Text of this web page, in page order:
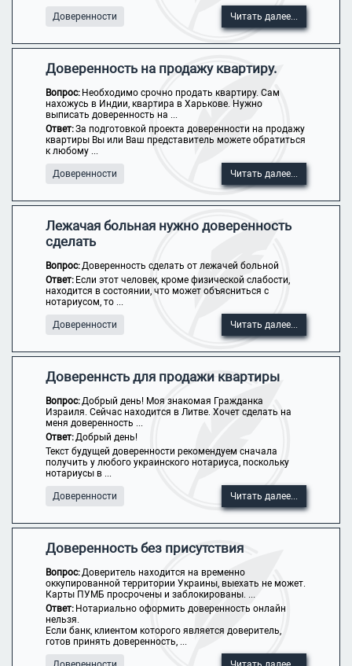
Доверенности Читать далее...
Доверенность на продажу квартиру.
Вопрос: Необходимо срочно продать квартиру. Сам
нахожусь в Индии, квартира в Харькове. Нужно
выписать доверенность на ...
Ответ:За подготовкой проекта доверенности на продажу
квартиры Вы или Ваш представитель можете обратиться
к любому ...
Доверенности Читать далее...
Лежачая больная нужно доверенность
сделать
Вопрос:Доверенность сделать от лежачей больной
Ответ: Если этот человек, кроме физической слабости,
находится в состоянии, что может объясниться с
нотариусом, то ...
Доверенности Читать далее...
Довереннсть для продажи квартиры
Вопрос:Добрый день! Моя знакомая Гражданка
Израиля. Сейчас находится в Литве. Хочет сделать на
меня доверенность ...
Ответ:Добрый день!
Текст будущей доверенности рекомендуем сначала
получить у любого украинского нотариуса, поскольку
нотариусы в ...
Доверенности Читать далее...
Доверенность без присутствия
Вопрос:Доверитель находится на временно
оккупированной территории Украины, выехать не может.
Карты ПУМБ просрочены и заблокированы. ...
Ответ: Нотариально оформить доверенность онлайн
нельзя.
Если банк, клиентом которого является доверитель,
готов принять доверенность, ...